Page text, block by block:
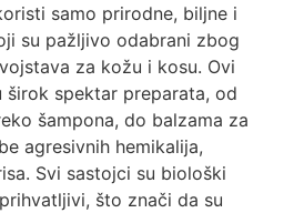
samo prirodne, biljne i
su pažljivo odabrani zbog
za kožu i kosu. Ovi
spektar preparata, od
šampona, do balzama za
agresivnih hemikalija,
Svi sastojci su biološki
što znači da su